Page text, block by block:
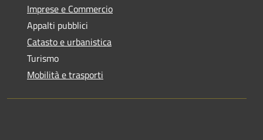
Imprese e Commercio
Appalti pubblici
Catasto e urbanistica
Turismo
Mobilità e trasporti